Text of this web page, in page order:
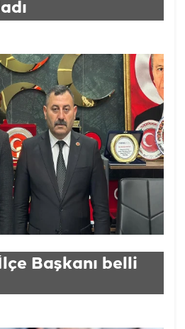
Başkanı belli